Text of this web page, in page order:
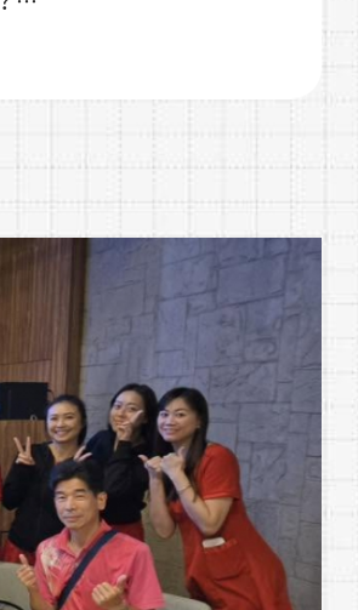
KOL/網紅
裝規劃到量產上市，協助